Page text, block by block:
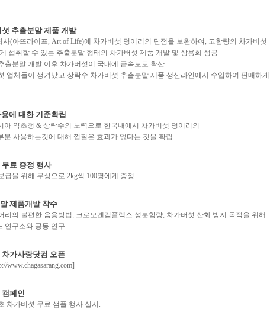
추출분말 제품 개발
사(아뜨라이프, Art of Life)에 차가버섯 덩어리의 단점을 보완하여, 고함량의 차가버섯
섭취할 수 있는 추출분말 형태의 차가버섯 제품 개발 및 상용화 성공
출분말 개발 이후 차가버섯이 국내에 급속도로 확산
업체들이 생겨났고 상락수 차가버섯 추출분말 제품 생산라인에서 수입하여 판매하게
에 대한 기준확립
아 약초청 & 상락수의 노력으로 한국내에서 차가버섯 덩어리의
분 사용하는것에 대해 껍질은 효과가 없다는 것을 확립
료 증정 행사
급을 위해 무상으로 2kg씩 100명에게 증정
제품개발 착수
리의 불편한 음용방법, 크로모겐컴플렉스 성분함량, 차가버섯 산화 방지 목적을 위해
연구소와 공동 연구
가사랑닷컴 오픈
www.chagasarang.com]
페인
차가버섯 무료 샘플 행사 실시.